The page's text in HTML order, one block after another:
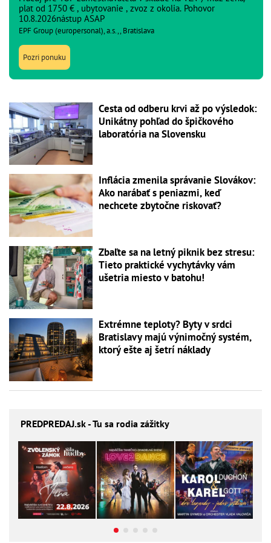
plat od 1750 € , ubytovanie , zvoz z okolia. Pohovor
10.8.2026nástup ASAP
EPF Group (europersonal), a.s.,, Bratislava
Pozri ponuku
Cesta od odberu krvi až po výsledok:
Unikátny pohľad do špičkového
laboratória na Slovensku
Inflácia zmenila správanie Slovákov:
Ako narábať s peniazmi, keď
nechcete zbytočne riskovať?
Zbaľte sa na letný piknik bez stresu:
Tieto praktické vychytávky vám
ušetria miesto v batohu!
Extrémne teploty? Byty v srdci
Bratislavy majú výnimočný systém,
ktorý ešte aj šetrí náklady
PREDPREDAJ.sk - Tu sa rodia zážitky